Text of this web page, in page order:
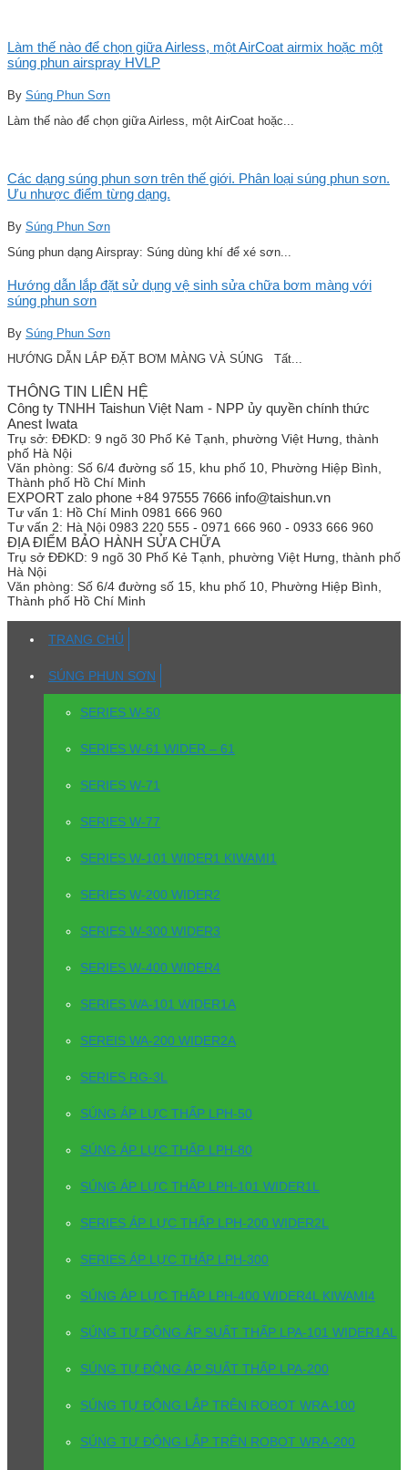
Làm thế nào để chọn giữa Airless, một AirCoat airmix hoặc một
súng phun airspray HVLP
By Súng Phun Sơn
Làm thế nào để chọn giữa Airless, một AirCoat hoặc...
Các dạng súng phun sơn trên thế giới. Phân loại súng phun sơn.
Ưu nhược điểm từng dạng.
By Súng Phun Sơn
Súng phun dạng Airspray: Súng dùng khí để xé sơn...
Hướng dẫn lắp đặt sử dụng vệ sinh sửa chữa bơm màng với
súng phun sơn
By Súng Phun Sơn
HƯỚNG DẪN LẮP ĐẶT BƠM MÀNG VÀ SÚNG Tất...
THÔNG TIN LIÊN HỆ
Công ty TNHH Taishun Việt Nam - NPP ủy quyền chính thức
Anest Iwata
Trụ sở: ĐĐKD: 9 ngõ 30 Phố Kẻ Tạnh, phường Việt Hưng, thành
phố Hà Nội
Văn phòng: Số 6/4 đường số 15, khu phố 10, Phường Hiệp Bình,
Thành phố Hồ Chí Minh
EXPORT zalo phone +84 97555 7666 info@taishun.vn
Tư vấn 1: Hồ Chí Minh 0981 666 960
Tư vấn 2: Hà Nội 0983 220 555 - 0971 666 960 - 0933 666 960
ĐỊA ĐIỂM BẢO HÀNH SỬA CHỮA
Trụ sở ĐĐKD: 9 ngõ 30 Phố Kẻ Tạnh, phường Việt Hưng, thành phố
Hà Nội
Văn phòng: Số 6/4 đường số 15, khu phố 10, Phường Hiệp Bình,
Thành phố Hồ Chí Minh
TRANG CHỦ
SÚNG PHUN SƠN
SERIES W-50
SERIES W-61 WIDER – 61
SERIES W-71
SERIES W-77
SERIES W-101 WIDER1 KIWAMI1
SERIES W-200 WIDER2
SERIES W-300 WIDER3
SERIES W-400 WIDER4
SERIES WA-101 WIDER1A
SEREIS WA-200 WIDER2A
SERIES RG-3L
SÚNG ÁP LỰC THẤP LPH-50
SÚNG ÁP LỰC THẤP LPH-80
SÚNG ÁP LỰC THẤP LPH-101 WIDER1L
SERIES ÁP LỰC THẤP LPH-200 WIDER2L
SERIES ÁP LỰC THẤP LPH-300
SÚNG ÁP LỰC THẤP LPH-400 WIDER4L KIWAMI4
SÚNG TỰ ĐỘNG ÁP SUẤT THẤP LPA-101 WIDER1AL
SÚNG TỰ ĐỘNG ÁP SUẤT THẤP LPA-200
SÚNG TỰ ĐỘNG LẮP TRÊN ROBOT WRA-100
SÚNG TỰ ĐỘNG LẮP TRÊN ROBOT WRA-200